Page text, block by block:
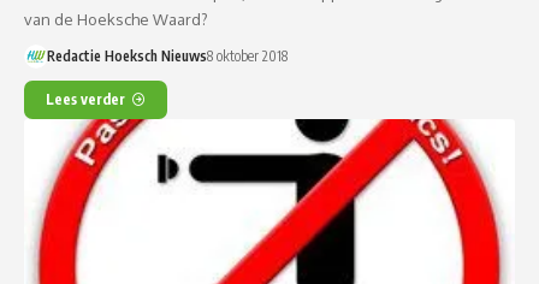
van de Hoeksche Waard?
Redactie Hoeksch Nieuws8 oktober 2018
Lees verder